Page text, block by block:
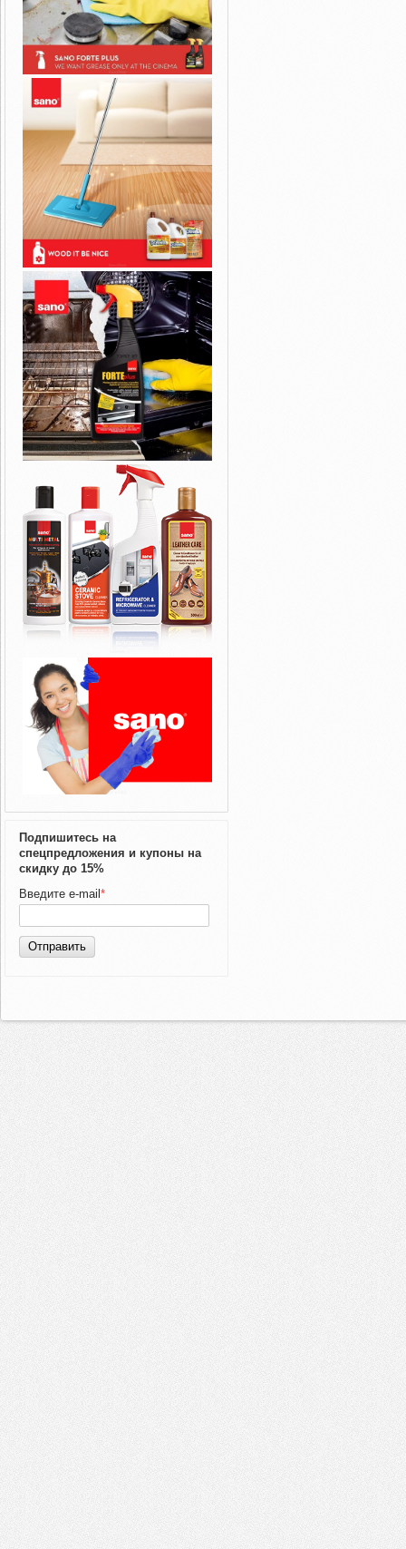
Подпишитесь на
спецпредложения и купоны на
скидку до 15%
Введите e-mail *
Отправить